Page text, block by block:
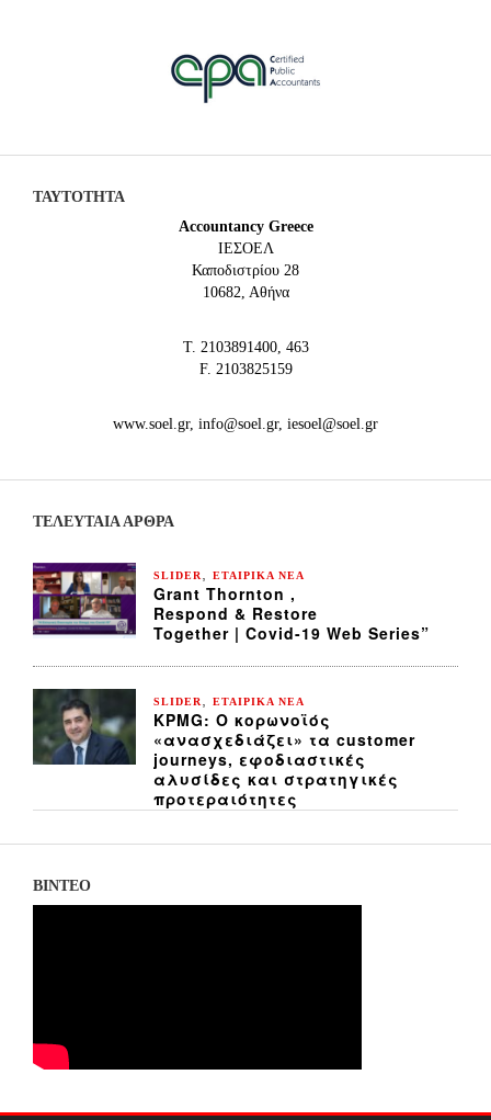
ΤΑΥΤΟΤΗΤΑ
Accountancy Greece
IEΣΟΕΛ
Καποδιστρίου 28
10682, Αθήνα
Τ. 2103891400, 463
F. 2103825159
www.soel.gr, info@soel.gr, iesoel@soel.gr
ΤΕΛΕΥΤΑΙΑ ΆΡΘΡΑ
SLIDER ΕΤΑΙΡΙΚΑ ΝΕΑ
Grant Thornton ,
Respond & Restore
Together | Covid-19 Web Series”
SLIDER ΕΤΑΙΡΙΚΑ ΝΕΑ
KPMG: Ο κορωνοϊός
«ανασχεδιάζει» τα customer
journeys, εφοδιαστικές
αλυσίδες και στρατηγικές
προτεραιότητες
ΒΙΝΤΕΟ